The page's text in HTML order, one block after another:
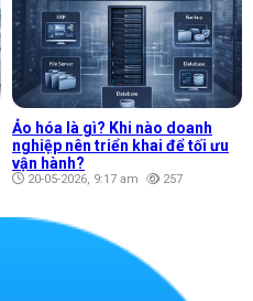
Ảo hóa là gì? Khi nào doanh
nghiệp nên triển khai để tối ưu
vận hành?
20-05-2026, 9:17 am 257